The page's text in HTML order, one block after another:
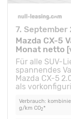
7. September
Mazda CX-5
Monat netto
Für alle SUV-
spannendes
Mazda CX-5
als
Verbrauch:
g/km CO2*